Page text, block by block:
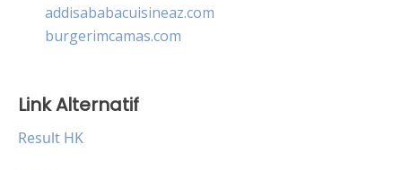
addisababacuisineaz.com
burgerimcamas.com
Link Alternatif
Result HK